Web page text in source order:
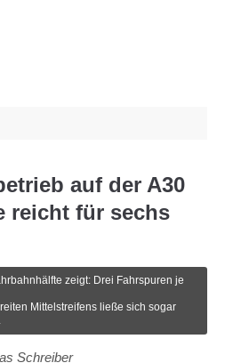
auf der A30
reicht für sechs
zeigt: Drei Fahrspuren je
Mittelstreifens ließe sich sogar
Schreiber